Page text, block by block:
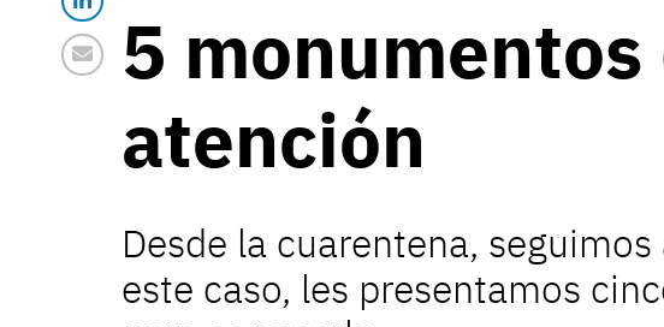
5
atención
Desde la cuarentena,
este caso, les presentamos